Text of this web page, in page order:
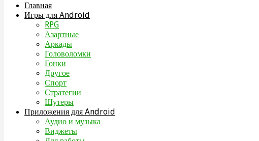
Главная
Игры для Android
RPG
Азартные
Аркады
Головоломки
Гонки
Другое
Спорт
Стратегии
Шутеры
Приложения для Android
Аудио и музыка
Виджеты